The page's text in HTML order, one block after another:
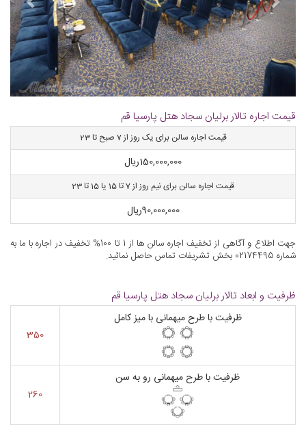
قیمت اجاره تالار برلیان سجاد هتل پارسیا قم
قیمت اجاره سالن برای یک روز از 7 صبح تا 23
150,000,000ریال
قیمت اجاره سالن برای نیم روز از 7 تا 15 یا 15 تا 23
90,000,000ریال
جهت اطلاع و آگاهی از تخفیف اجاره سالن ها از 1 تا 100% تخفیف در اجاره با ما به
شماره 02174495 بخش تشریفات تماس حاصل نمائید.
ظرفیت و ابعاد تالار برلیان سجاد هتل پارسیا قم
ظرفیت با طرح میهمانی با میز کامل
350
ظرفیت با طرح میهمانی رو به سن
260